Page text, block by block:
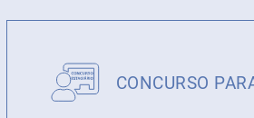
CONCURSO